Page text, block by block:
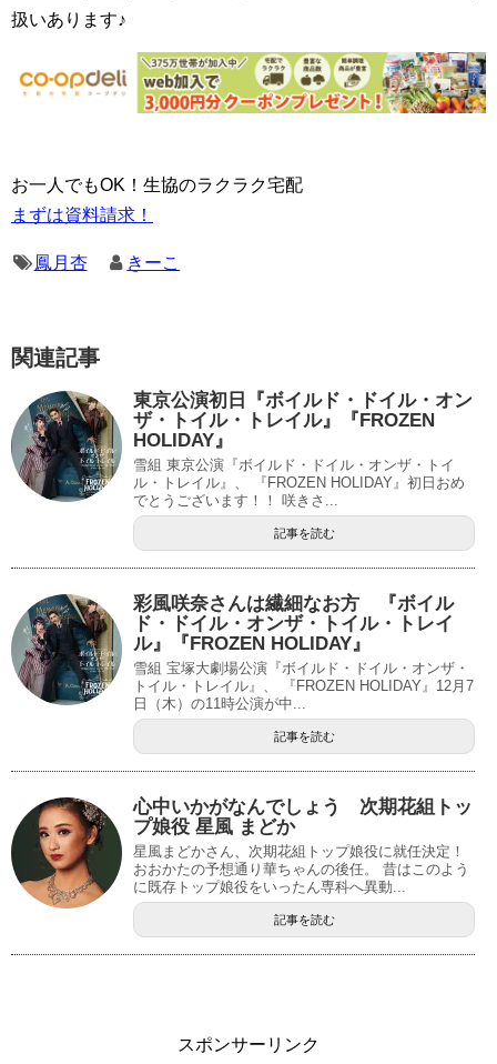
扱いあります♪
お一人でもOK！生協のラクラク宅配
まずは資料請求！
鳳月杏 きーこ
関連記事
東京公演初日『ボイルド・ドイル・オン
ザ・トイル・トレイル』『FROZEN
HOLIDAY』
雪組 東京公演『ボイルド・ドイル・オンザ・トイ
ル・トレイル』、 『FROZEN HOLIDAY』初日おめ
でとうございます！！ 咲きさ...
記事を読む
彩風咲奈さんは繊細なお方 『ボイル
ド・ドイル・オンザ・トイル・トレイ
ル』『FROZEN HOLIDAY』
雪組 宝塚大劇場公演『ボイルド・ドイル・オンザ・
トイル・トレイル』、 『FROZEN HOLIDAY』12月7
日（木）の11時公演が中...
記事を読む
心中いかがなんでしょう 次期花組トッ
プ娘役 星風 まどか
星風まどかさん、次期花組トップ娘役に就任決定！
おおかたの予想通り華ちゃんの後任。 昔はこのよう
に既存トップ娘役をいったん専科へ異動...
記事を読む
スポンサーリンク